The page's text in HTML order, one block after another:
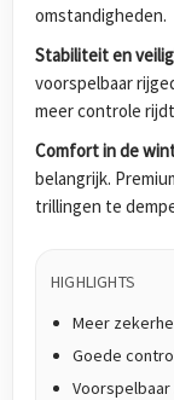
omstandigheden.
Stabiliteit en
voorspelbaar
meer controle
Comfort in de
belangrijk.
trillingen te
HIGHLIGHTS
Meer
Goede